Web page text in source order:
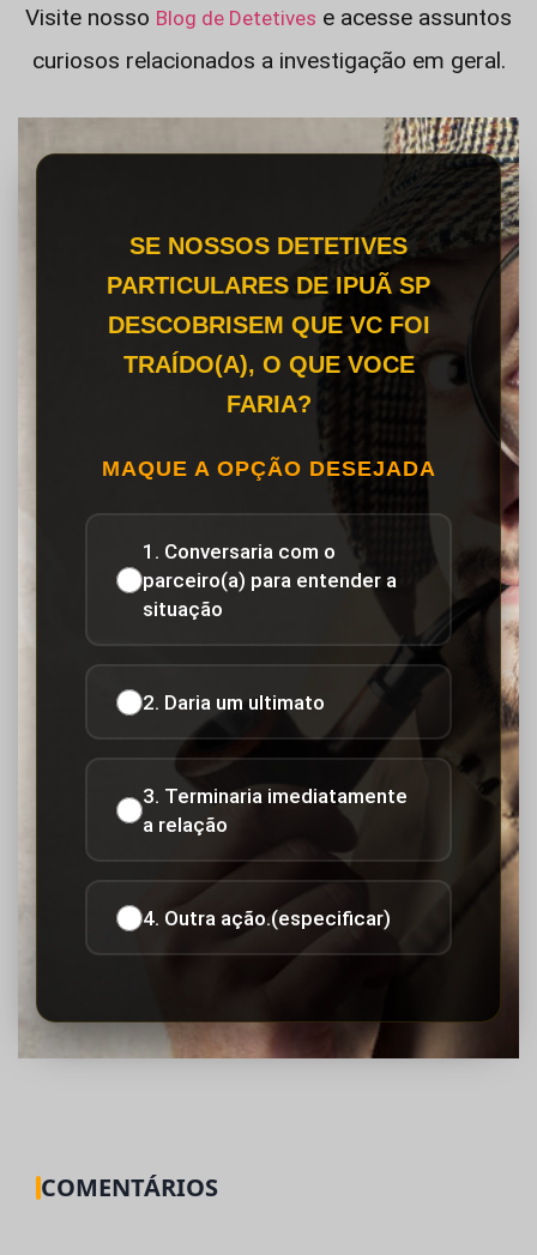
Visite nosso Blog de Detetives e acesse assuntos
curiosos relacionados a investigação em geral.
SE NOSSOS DETETIVES
PARTICULARES DE IPUÃ SP
DESCOBRISEM QUE VC FOI
TRAÍDO(A), O QUE VOCE
FARIA?
MAQUE A OPÇÃO DESEJADA
1. Conversaria com o
parceiro(a) para entender a
situação
2. Daria um ultimato
3. Terminaria imediatamente
a relação
4. Outra ação.(especificar)
COMENTÁRIOS